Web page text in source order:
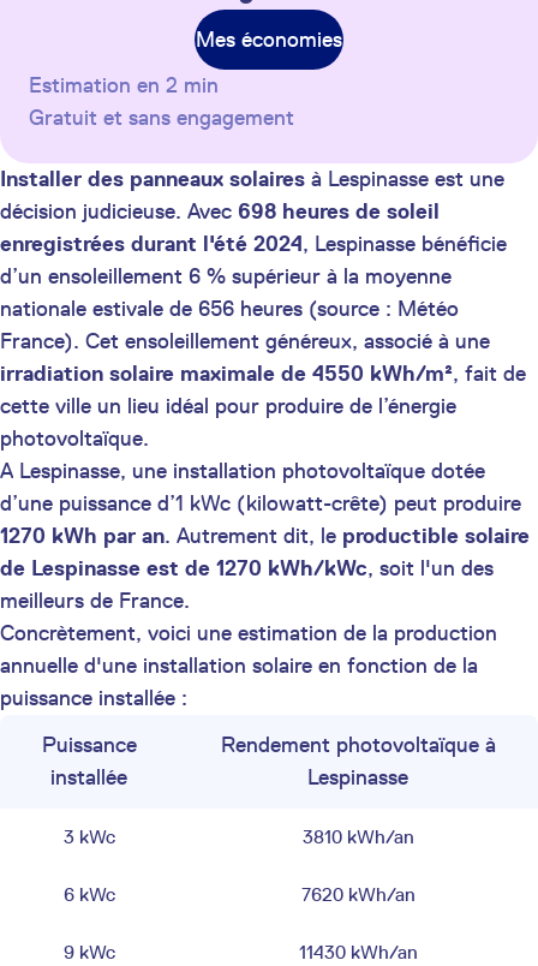
Mes économies
Estimation en 2 min
Gratuit et sans engagement
Installer des panneaux solaires à Lespinasse est une
décision judicieuse. Avec 698 heures de soleil
enregistrées durant l'été 2024, Lespinasse bénéficie
d’un ensoleillement 6 % supérieur à la moyenne
nationale estivale de 656 heures (source : Météo
France). Cet ensoleillement généreux, associé à une
irradiation solaire maximale de 4550 kWh/m², fait de
cette ville un lieu idéal pour produire de l’énergie
photovoltaïque.
A Lespinasse, une installation photovoltaïque dotée
d’une puissance d’1 kWc (kilowatt-crête) peut produire
1270 kWh par an. Autrement dit, le productible solaire
de Lespinasse est de 1270 kWh/kWc, soit l'un des
meilleurs de France.
Concrètement, voici une estimation de la production
annuelle d'une installation solaire en fonction de la
puissance installée :
Puissance
installée
Rendement photovoltaïque à
Lespinasse
3 kWc 3810 kWh/an
6 kWc 7620 kWh/an
9 kWc 11430 kWh/an